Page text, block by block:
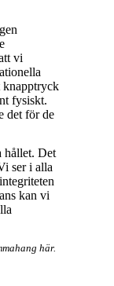
vi
knapptryck
fysiskt.
det för de
hållet. Det
ser i alla
kan vi
här.